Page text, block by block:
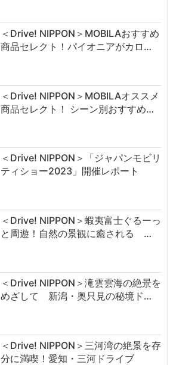
＜Drive! NIPPON＞MOBILAおすすめ
商品セレクト！パイオニアがカロ…
＜Drive! NIPPON＞MOBILAオススメ
商品セレクト！ シーン別おすすめ…
＜Drive! NIPPON＞「ジャパンモビリ
ティショー2023」開催レポート
＜Drive! NIPPON＞蝦夷富士ぐるーっ
と周遊！自然の景観に癒される …
＜Drive! NIPPON＞滝雲雲海の絶景を
めざして 新潟・奥只見の秘境ド…
＜Drive! NIPPON＞三河湾の絶景を存
分に満喫！愛知・三河ドライブ